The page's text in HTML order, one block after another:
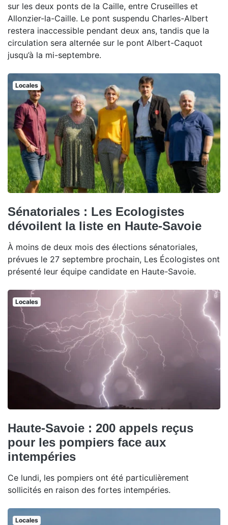
sur les deux ponts de la Caille, entre Cruseilles et
Allonzier-la-Caille. Le pont suspendu Charles-Albert
restera inaccessible pendant deux ans, tandis que la
circulation sera alternée sur le pont Albert-Caquot
jusqu’à la mi-septembre.
Locales
Sénatoriales : Les Ecologistes
dévoilent la liste en Haute-Savoie
À moins de deux mois des élections sénatoriales,
prévues le 27 septembre prochain, Les Écologistes ont
présenté leur équipe candidate en Haute-Savoie.
Locales
Haute-Savoie : 200 appels reçus
pour les pompiers face aux
intempéries
Ce lundi, les pompiers ont été particulièrement
sollicités en raison des fortes intempéries.
Locales